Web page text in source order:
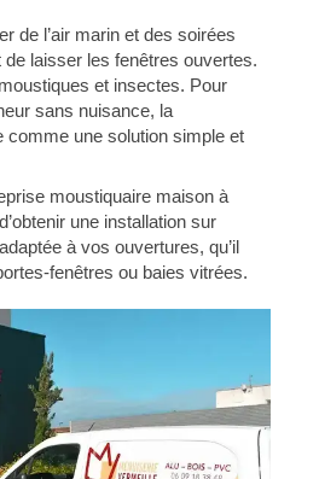
de l’air marin et des soirées
de laisser les fenêtres ouvertes.
et insectes. Pour
sans nuisance, la
comme une solution simple et
moustiquaire maison à
une installation sur
à vos ouvertures, qu’il
fenêtres ou baies vitrées.